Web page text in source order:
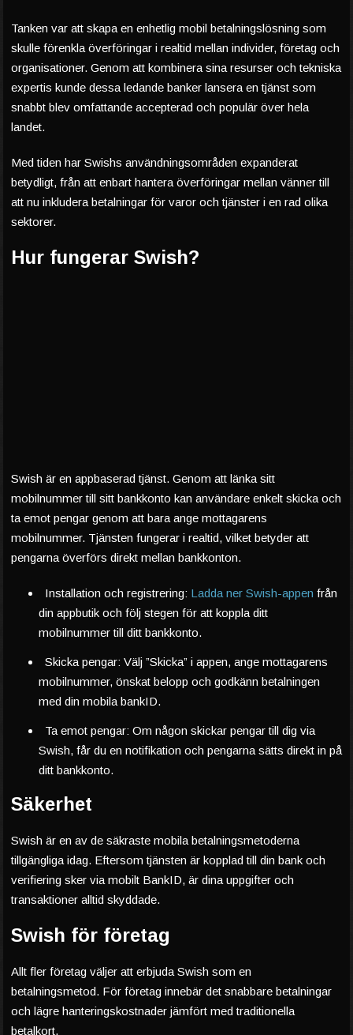
Tanken var att skapa en enhetlig mobil betalningslösning som
skulle förenkla överföringar i realtid mellan individer, företag och
organisationer. Genom att kombinera sina resurser och tekniska
expertis kunde dessa ledande banker lansera en tjänst som
snabbt blev omfattande accepterad och populär över hela
landet.
Med tiden har Swishs användningsområden expanderat
betydligt, från att enbart hantera överföringar mellan vänner till
att nu inkludera betalningar för varor och tjänster i en rad olika
sektorer.
Hur fungerar Swish?
Swish är en appbaserad tjänst. Genom att länka sitt
mobilnummer till sitt bankkonto kan användare enkelt skicka och
ta emot pengar genom att bara ange mottagarens
mobilnummer. Tjänsten fungerar i realtid, vilket betyder att
pengarna överförs direkt mellan bankkonton.
Installation och registrering: Ladda ner Swish-appen från
din appbutik och följ stegen för att koppla ditt
mobilnummer till ditt bankkonto.
Skicka pengar: Välj ”Skicka” i appen, ange mottagarens
mobilnummer, önskat belopp och godkänn betalningen
med din mobila bankID.
Ta emot pengar: Om någon skickar pengar till dig via
Swish, får du en notifikation och pengarna sätts direkt in på
ditt bankkonto.
Säkerhet
Swish är en av de säkraste mobila betalningsmetoderna
tillgängliga idag. Eftersom tjänsten är kopplad till din bank och
verifiering sker via mobilt BankID, är dina uppgifter och
transaktioner alltid skyddade.
Swish för företag
Allt fler företag väljer att erbjuda Swish som en
betalningsmetod. För företag innebär det snabbare betalningar
och lägre hanteringskostnader jämfört med traditionella
betalkort.